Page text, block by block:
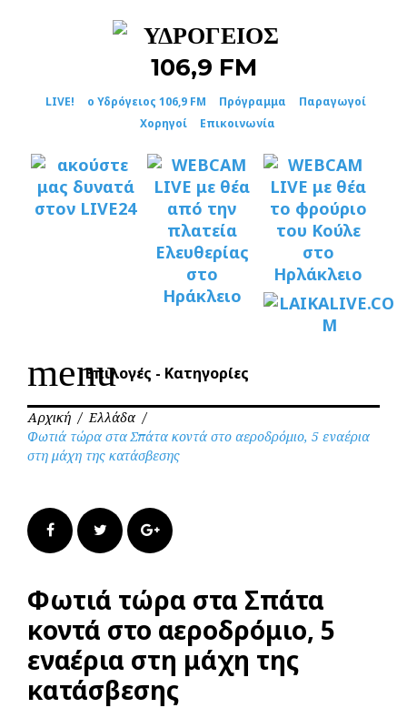
LIVE! ο Υδρόγειος 106,9 FM Πρόγραμμα
Παραγωγοί
Χορηγοί
Επικοινωνία
menuΕπιλογές - Κατηγορίες
Αρχική / Ελλάδα /
Φωτιά τώρα στα Σπάτα κοντά στο αεροδρόμιο, 5 εναέρια
στη μάχη της κατάσβεσης
FacebookTwitter Google+
Φωτιά τώρα στα Σπάτα
κοντά στο αεροδρόμιο, 5
εναέρια στη μάχη της
κατάσβεσης